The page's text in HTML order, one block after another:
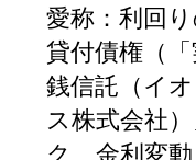
愛称：利回
貸付債権（
銭信託（イ
ス株式会社
ク、金利変